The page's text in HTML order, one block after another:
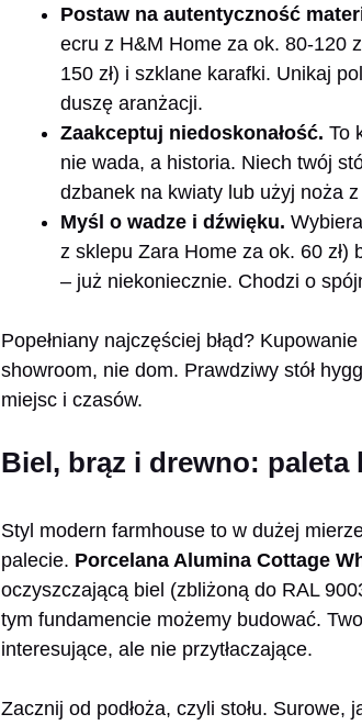
Postaw na autentyczność
ecru z H&M Home za ok. 80-120
150 zł) i szklane karafki. Unikaj
duszę aranżacji.
Zaakceptuj niedoskonałość. To
nie wada, a historia. Niech twój
dzbanek na kwiaty lub użyj noża
Myśl o wadze i dźwięku.
z sklepu Zara Home za ok. 60
– już niekoniecznie. Chodzi o
Popełniany najczęściej błąd?
showroom, nie dom. Prawdziwy stół
miejsc i czasów.
Biel, brąz i drewno:
Styl modern farmhouse to w dużej
palecie. Porcelana Alumina Cottage
oczyszczającą biel (zbliżoną do RAL
tym fundamencie możemy budować.
interesujące, ale nie przytłaczające.
Zacznij od podłoża, czyli stołu. Surowe,